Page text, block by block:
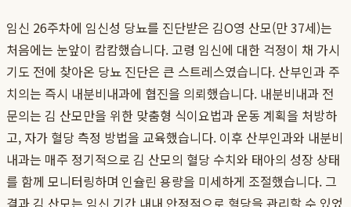
임신 26주차에 임신성 당뇨를 진단받은 김O영 산모(만 37세)는
처음에는 눈앞이 캄캄했습니다. 고령 임신에 대한 걱정이 채 가시
기도 전에 찾아온 당뇨 진단은 큰 스트레스였습니다. 산부인과 주
치의는 즉시 내분비내과에 협진을 의뢰했습니다. 내분비내과 전
문의는 김 산모만을 위한 맞춤형 식이요법과 운동 계획을 처방하
고, 자가 혈당 측정 방법을 교육했습니다. 이후 산부인과와 내분비
내과는 매주 정기적으로 김 산모의 혈당 수치와 태아의 성장 상태
를 함께 모니터링하며 인슐린 용량을 미세하게 조절했습니다. 그
결과 김 산모는 임신 기간 내내 안정적으로 혈당을 관리할 수 있었